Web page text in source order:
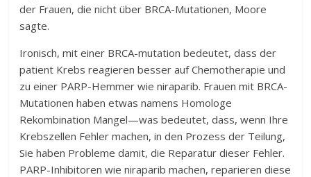
der Frauen, die nicht über BRCA-Mutationen, Moore
sagte.
Ironisch, mit einer BRCA-mutation bedeutet, dass der
patient Krebs reagieren besser auf Chemotherapie und
zu einer PARP-Hemmer wie niraparib. Frauen mit BRCA-
Mutationen haben etwas namens Homologe
Rekombination Mangel—was bedeutet, dass, wenn Ihre
Krebszellen Fehler machen, in den Prozess der Teilung,
Sie haben Probleme damit, die Reparatur dieser Fehler.
PARP-Inhibitoren wie niraparib machen, reparieren diese